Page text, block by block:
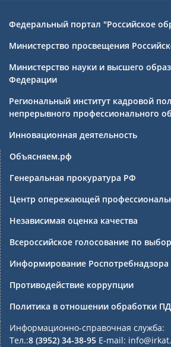
Федеральный портал "Российское
Министерство просвещения
Министерство науки и высшего
Федерации
Региональный институт кадровой
непрерывного профессионального
Инновационная деятельность
Объясняем.рф
Генеральная прокуратура РФ
Центр опережающей
Независимая оценка качества
Всероссийское голосование по
Информирование Роспотребнадзора
Противодействие коррупции
Политика в отношении обработки ПД
Информационно-справочная служба:
Тел.:8 (3952) 34-38-95 E-mail: